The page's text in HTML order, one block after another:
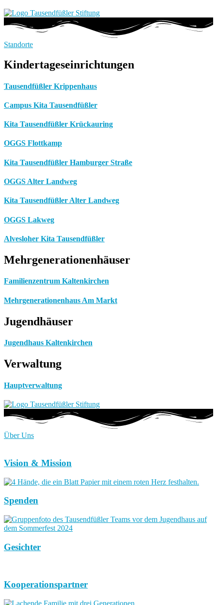
Standorte
Kindertageseinrichtungen
Tausendfüßler Krippenhaus
Campus Kita Tausendfüßler
Kita Tausendfüßler Krückauring
OGGS Flottkamp
Kita Tausendfüßler Hamburger Straße
OGGS Alter Landweg
Kita Tausendfüßler Alter Landweg
OGGS Lakweg
Alvesloher Kita Tausendfüßler
Mehrgenerationenhäuser
Familienzentrum Kaltenkirchen
Mehrgenerationenhaus Am Markt
Jugendhäuser
Jugendhaus Kaltenkirchen
Verwaltung
Hauptverwaltung
Über Uns
Vision & Mission
Spenden
Gesichter
Kooperationspartner